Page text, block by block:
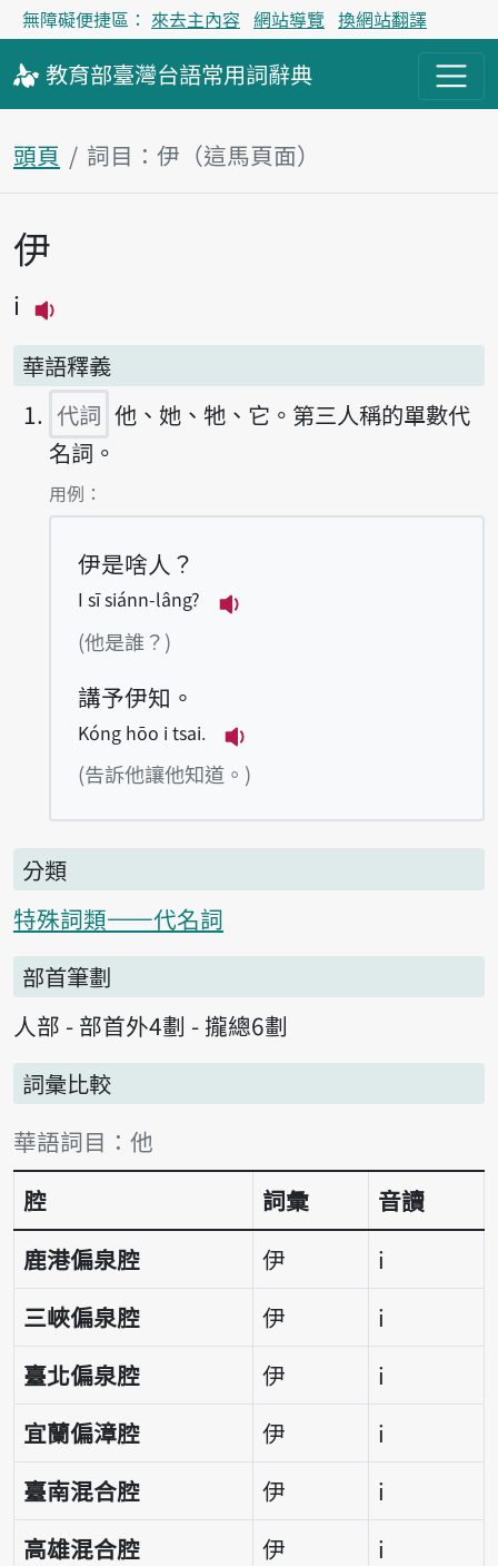
無障礙便捷區： 來去主內容 網站導覽 換網站翻譯
教育部臺灣台語常用詞辭典
頭頁 詞目：伊（這馬頁面）
主內容區
伊
i
華語釋義
代詞 他、她、牠、它。第三人稱的單數代
名詞。
第1項釋義的
用例：
伊是啥人？
I sī siánn-lâng?
(他是誰？)
講予伊知。
Kóng hōo i tsai.
播放例句Kóng hōo i tsai.
(告訴他讓他知道。)
分類
特殊詞類——代名詞
部首筆劃
人部 - 部首外4劃 - 攏總6劃
詞彙比較
詞彙比較表
華語詞目：他
腔
詞彙
音讀
鹿港偏泉腔
伊
i
三峽偏泉腔
伊
i
臺北偏泉腔
伊
i
宜蘭偏漳腔
伊
i
臺南混合腔
伊
i
高雄混合腔
伊
i